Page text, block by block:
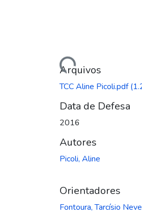
Carregando...Arquivos
TCC Aline Picoli.pdf
Data de Defesa
2016
Autores
Picoli, Aline
Orientadores
Fontoura, Tarcísio